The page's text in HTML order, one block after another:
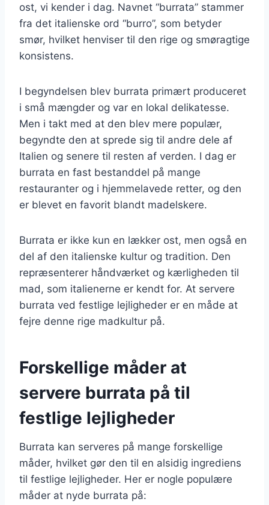
ost, vi kender i dag. Navnet “burrata” stammer
fra det italienske ord “burro”, som betyder
smør, hvilket henviser til den rige og smøragtige
konsistens.
I begyndelsen blev burrata primært produceret
i små mængder og var en lokal delikatesse.
Men i takt med at den blev mere populær,
begyndte den at sprede sig til andre dele af
Italien og senere til resten af verden. I dag er
burrata en fast bestanddel på mange
restauranter og i hjemmelavede retter, og den
er blevet en favorit blandt madelskere.
Burrata er ikke kun en lækker ost, men også en
del af den italienske kultur og tradition. Den
repræsenterer håndværket og kærligheden til
mad, som italienerne er kendt for. At servere
burrata ved festlige lejligheder er en måde at
fejre denne rige madkultur på.
Forskellige måder at
servere burrata på til
festlige lejligheder
Burrata kan serveres på mange forskellige
måder, hvilket gør den til en alsidig ingrediens
til festlige lejligheder. Her er nogle populære
måder at nyde burrata på: